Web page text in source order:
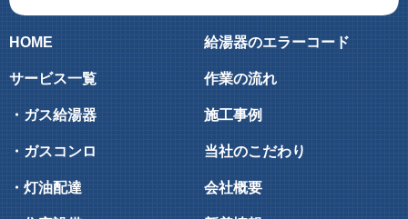
HOME
サービス一覧
・ガス給湯器
・ガスコンロ
・灯油配達
給湯器のエラーコード
作業の流れ
施工事例
当社のこだわり
会社概要